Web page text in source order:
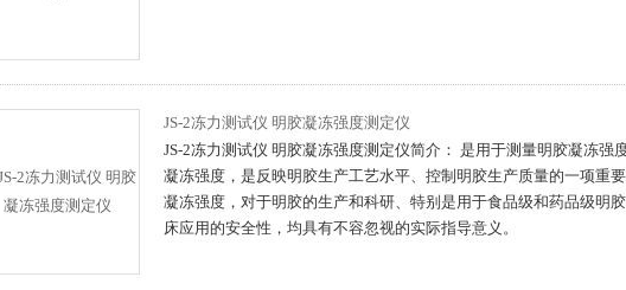
JS-2冻力测试仪 明胶凝冻强度测定仪
JS-2冻力测试仪 明胶凝冻强度测定仪简介： 是用于测量明胶凝冻强
凝冻强度，是反映明胶生产工艺水平、控制明胶生产质量的一项重
凝冻强度，对于明胶的生产和科研、特别是用于食品级和药品级明
床应用的安全性，均具有不容忽视的实际指导意义。